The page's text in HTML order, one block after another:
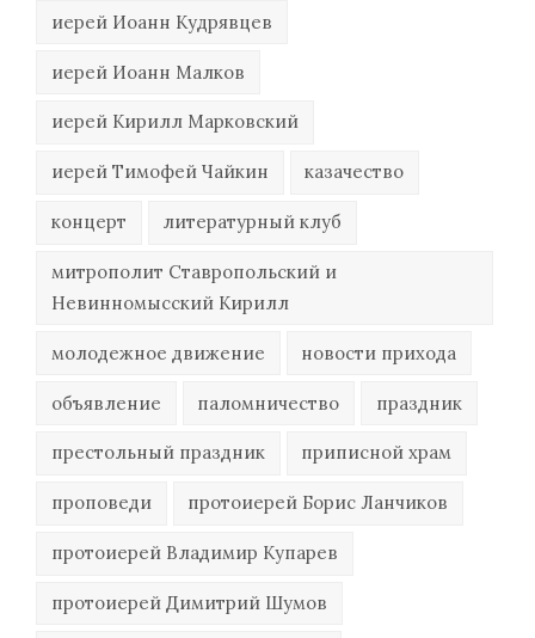
иерей Иоанн Кудрявцев
иерей Иоанн Малков
иерей Кирилл Марковский
иерей Тимофей Чайкин казачество
концерт литературный клуб
митрополит Ставропольский и
Невинномысский Кирилл
молодежное движение новости прихода
объявление паломничество праздник
престольный праздник приписной храм
проповеди протоиерей Борис Ланчиков
протоиерей Владимир Купарев
протоиерей Димитрий Шумов